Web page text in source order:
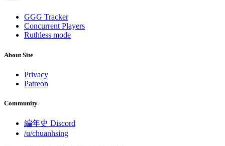
GGG Tracker
Concurrent Players
Ruthless mode
About Site
Privacy
Patreon
Community
編年史 Discord
/u/chuanhsing